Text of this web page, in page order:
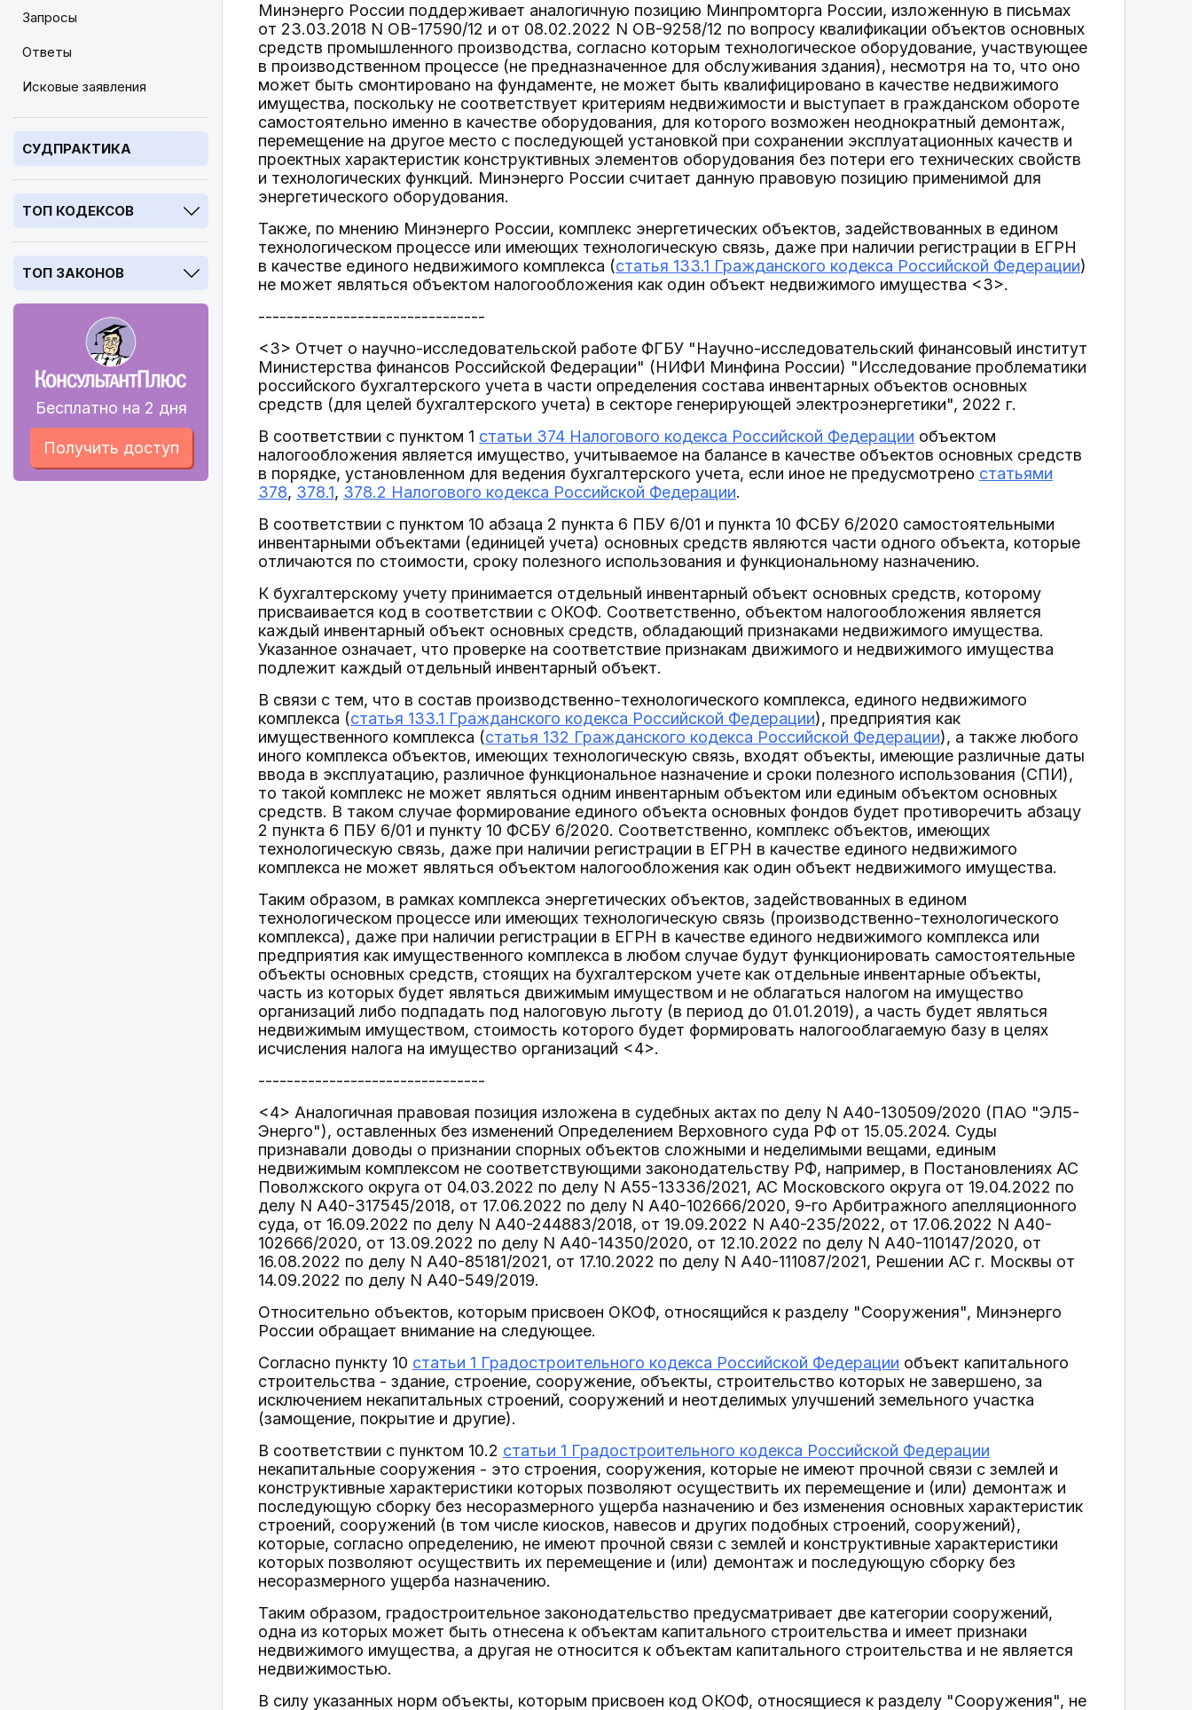
Запросы
Ответы
Исковые заявления
СУДПРАКТИКА
ТОП КОДЕКСОВ
ТОП ЗАКОНОВ
Бесплатно на 2 дня
Получить доступ
Минэнерго России поддерживает аналогичную позицию Минпромторга России, изложенную в письмах
от 23.03.2018 N ОВ-17590/12 и от 08.02.2022 N ОВ-9258/12 по вопросу квалификации объектов основных
средств промышленного производства, согласно которым технологическое оборудование, участвующее
в производственном процессе (не предназначенное для обслуживания здания), несмотря на то, что оно
может быть смонтировано на фундаменте, не может быть квалифицировано в качестве недвижимого
имущества, поскольку не соответствует критериям недвижимости и выступает в гражданском обороте
самостоятельно именно в качестве оборудования, для которого возможен неоднократный демонтаж,
перемещение на другое место с последующей установкой при сохранении эксплуатационных качеств и
проектных характеристик конструктивных элементов оборудования без потери его технических свойств
и технологических функций. Минэнерго России считает данную правовую позицию применимой для
энергетического оборудования.
Также, по мнению Минэнерго России, комплекс энергетических объектов, задействованных в едином
технологическом процессе или имеющих технологическую связь, даже при наличии регистрации в ЕГРН
в качестве единого недвижимого комплекса (статья 133.1 Гражданского кодекса Российской Федерации)
не может являться объектом налогообложения как один объект недвижимого имущества <3>.
--------------------------------
<3> Отчет о научно-исследовательской работе ФГБУ "Научно-исследовательский финансовый институт
Министерства финансов Российской Федерации" (НИФИ Минфина России) "Исследование проблематики
российского бухгалтерского учета в части определения состава инвентарных объектов основных
средств (для целей бухгалтерского учета) в секторе генерирующей электроэнергетики", 2022 г.
В соответствии с пунктом 1 статьи 374 Налогового кодекса Российской Федерации объектом
налогообложения является имущество, учитываемое на балансе в качестве объектов основных средств
в порядке, установленном для ведения бухгалтерского учета, если иное не предусмотрено статьями
378, 378.1, 378.2 Налогового кодекса Российской Федерации.
В соответствии с пунктом 10 абзаца 2 пункта 6 ПБУ 6/01 и пункта 10 ФСБУ 6/2020 самостоятельными
инвентарными объектами (единицей учета) основных средств являются части одного объекта, которые
отличаются по стоимости, сроку полезного использования и функциональному назначению.
К бухгалтерскому учету принимается отдельный инвентарный объект основных средств, которому
присваивается код в соответствии с ОКОФ. Соответственно, объектом налогообложения является
каждый инвентарный объект основных средств, обладающий признаками недвижимого имущества.
Указанное означает, что проверке на соответствие признакам движимого и недвижимого имущества
подлежит каждый отдельный инвентарный объект.
В связи с тем, что в состав производственно-технологического комплекса, единого недвижимого
комплекса (статья 133.1 Гражданского кодекса Российской Федерации), предприятия как
имущественного комплекса (статья 132 Гражданского кодекса Российской Федерации), а также любого
иного комплекса объектов, имеющих технологическую связь, входят объекты, имеющие различные даты
ввода в эксплуатацию, различное функциональное назначение и сроки полезного использования (СПИ),
то такой комплекс не может являться одним инвентарным объектом или единым объектом основных
средств. В таком случае формирование единого объекта основных фондов будет противоречить абзацу
2 пункта 6 ПБУ 6/01 и пункту 10 ФСБУ 6/2020. Соответственно, комплекс объектов, имеющих
технологическую связь, даже при наличии регистрации в ЕГРН в качестве единого недвижимого
комплекса не может являться объектом налогообложения как один объект недвижимого имущества.
Таким образом, в рамках комплекса энергетических объектов, задействованных в едином
технологическом процессе или имеющих технологическую связь (производственно-технологического
комплекса), даже при наличии регистрации в ЕГРН в качестве единого недвижимого комплекса или
предприятия как имущественного комплекса в любом случае будут функционировать самостоятельные
объекты основных средств, стоящих на бухгалтерском учете как отдельные инвентарные объекты,
часть из которых будет являться движимым имуществом и не облагаться налогом на имущество
организаций либо подпадать под налоговую льготу (в период до 01.01.2019), а часть будет являться
недвижимым имуществом, стоимость которого будет формировать налогооблагаемую базу в целях
исчисления налога на имущество организаций <4>.
--------------------------------
<4> Аналогичная правовая позиция изложена в судебных актах по делу N А40-130509/2020 (ПАО "ЭЛ5-
Энерго"), оставленных без изменений Определением Верховного суда РФ от 15.05.2024. Суды
признавали доводы о признании спорных объектов сложными и неделимыми вещами, единым
недвижимым комплексом не соответствующими законодательству РФ, например, в Постановлениях АС
Поволжского округа от 04.03.2022 по делу N А55-13336/2021, АС Московского округа от 19.04.2022 по
делу N А40-317545/2018, от 17.06.2022 по делу N А40-102666/2020, 9-го Арбитражного апелляционного
суда, от 16.09.2022 по делу N А40-244883/2018, от 19.09.2022 N А40-235/2022, от 17.06.2022 N А40-
102666/2020, от 13.09.2022 по делу N А40-14350/2020, от 12.10.2022 по делу N А40-110147/2020, от
16.08.2022 по делу N А40-85181/2021, от 17.10.2022 по делу N А40-111087/2021, Решении АС г. Москвы от
14.09.2022 по делу N А40-549/2019.
Относительно объектов, которым присвоен ОКОФ, относящийся к разделу "Сооружения", Минэнерго
России обращает внимание на следующее.
Согласно пункту 10 статьи 1 Градостроительного кодекса Российской Федерации объект капитального
строительства - здание, строение, сооружение, объекты, строительство которых не завершено, за
исключением некапитальных строений, сооружений и неотделимых улучшений земельного участка
(замощение, покрытие и другие).
В соответствии с пунктом 10.2 статьи 1 Градостроительного кодекса Российской Федерации
некапитальные сооружения - это строения, сооружения, которые не имеют прочной связи с землей и
конструктивные характеристики которых позволяют осуществить их перемещение и (или) демонтаж и
последующую сборку без несоразмерного ущерба назначению и без изменения основных характеристик
строений, сооружений (в том числе киосков, навесов и других подобных строений, сооружений),
которые, согласно определению, не имеют прочной связи с землей и конструктивные характеристики
которых позволяют осуществить их перемещение и (или) демонтаж и последующую сборку без
несоразмерного ущерба назначению.
Таким образом, градостроительное законодательство предусматривает две категории сооружений,
одна из которых может быть отнесена к объектам капитального строительства и имеет признаки
недвижимого имущества, а другая не относится к объектам капитального строительства и не является
недвижимостью.
В силу указанных норм объекты, которым присвоен код ОКОФ, относящиеся к разделу "Сооружения", не